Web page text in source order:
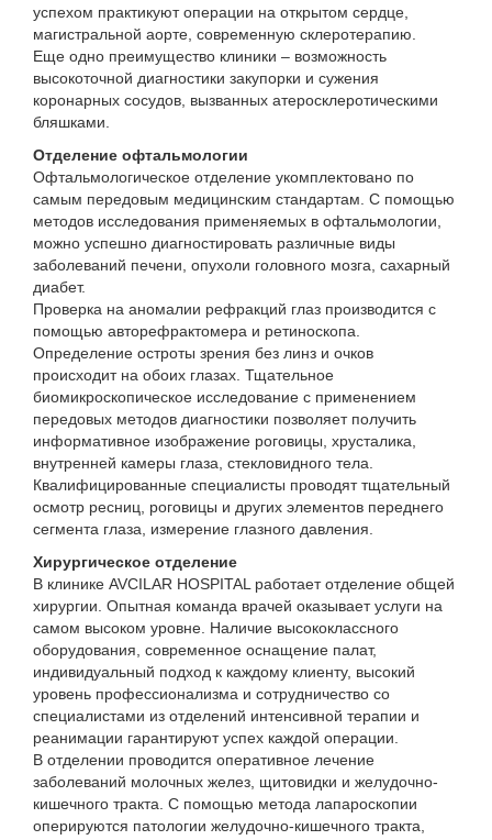
успехом практикуют операции на открытом сердце,
магистральной аорте, современную склеротерапию.
Еще одно преимущество клиники – возможность
высокоточной диагностики закупорки и сужения
коронарных сосудов, вызванных атеросклеротическими
бляшками.
Отделение офтальмологии
Офтальмологическое отделение укомплектовано по
самым передовым медицинским стандартам. С помощью
методов исследования применяемых в офтальмологии,
можно успешно диагностировать различные виды
заболеваний печени, опухоли головного мозга, сахарный
диабет.
Проверка на аномалии рефракций глаз производится с
помощью авторефрактомера и ретиноскопа.
Определение остроты зрения без линз и очков
происходит на обоих глазах. Тщательное
биомикроскопическое исследование с применением
передовых методов диагностики позволяет получить
информативное изображение роговицы, хрусталика,
внутренней камеры глаза, стекловидного тела.
Квалифицированные специалисты проводят тщательный
осмотр ресниц, роговицы и других элементов переднего
сегмента глаза, измерение глазного давления.
Хирургическое отделение
В клинике AVCILAR HOSPITAL работает отделение общей
хирургии. Опытная команда врачей оказывает услуги на
самом высоком уровне. Наличие высококлассного
оборудования, современное оснащение палат,
индивидуальный подход к каждому клиенту, высокий
уровень профессионализма и сотрудничество со
специалистами из отделений интенсивной терапии и
реанимации гарантируют успех каждой операции.
В отделении проводится оперативное лечение
заболеваний молочных желез, щитовидки и желудочно-
кишечного тракта. С помощью метода лапароскопии
оперируются патологии желудочно-кишечного тракта,